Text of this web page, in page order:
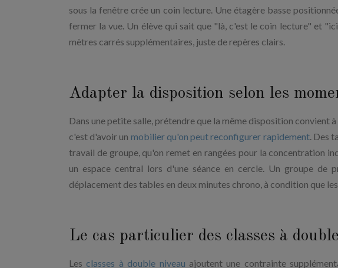
sous la fenêtre crée un coin lecture. Une étagère basse
fermer la vue. Un élève qui sait que "là, c'est le coin lecture" et
mètres carrés supplémentaires, juste de repères clairs.
Adapter la disposition selon les
Dans une petite salle, prétendre que la même disposition convient
c'est d'avoir un mobilier qu'on peut reconfigurer rapidement. Des
travail de groupe, qu'on remet en rangées pour la concentration
un espace central lors d'une séance en cercle. Un groupe
déplacement des tables en deux minutes chrono, à condition que
Le cas particulier des classes à
Les classes à double niveau ajoutent une contrainte